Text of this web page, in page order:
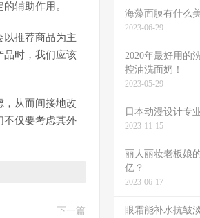
辅助作用。
以推荐商品为主
品时，我们应该
，从而间接地改
不仅要考虑其外
下一篇
海藻面膜有什么
2023-06-29
2020年最好用的
控油洗面奶！
2023-05-29
日本动漫设计专
2023-11-15
丽人丽妆老板娘
亿？
2023-06-17
眼霜能补水抗皱